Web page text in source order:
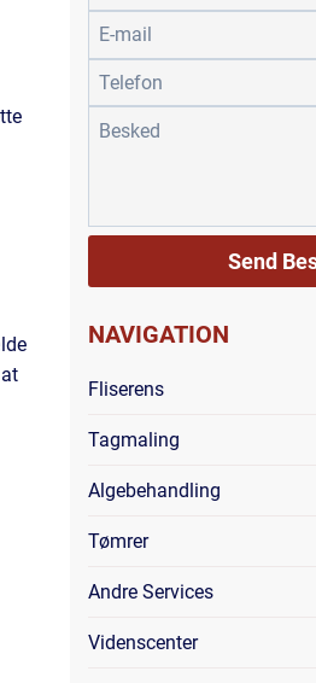
NAVIGATION
Fliserens
Tagmaling
Algebehandling
Tømrer
Andre Services
Videnscenter